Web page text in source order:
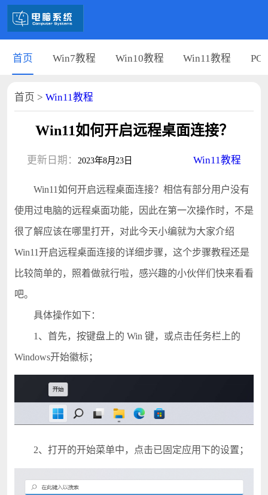
首页 Win7教程 Win10教程 Win11教程 PC
首页 > Win11教程
Win11如何开启远程桌面连接？
更新日期： 2023年8月23日 Win11教程
Win11如何开启远程桌面连接？相信有部分用户没有
使用过电脑的远程桌面功能，因此在第一次操作时，不是
很了解应该在哪里打开，对此今天小编就为大家介绍
Win11开启远程桌面连接的详细步骤，这个步骤教程还是
比较简单的，照着做就行啦，感兴趣的小伙伴们快来看看
吧。
具体操作如下：
1、首先，按键盘上的 Win 键，或点击任务栏上的
Windows开始徽标；
2、打开的开始菜单中，点击已固定应用下的设置；